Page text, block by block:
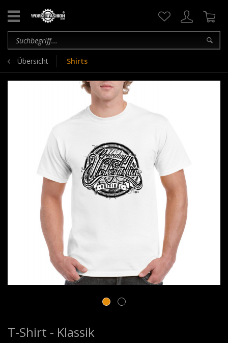
Übersicht Shirts
T-Shirt - Klassik